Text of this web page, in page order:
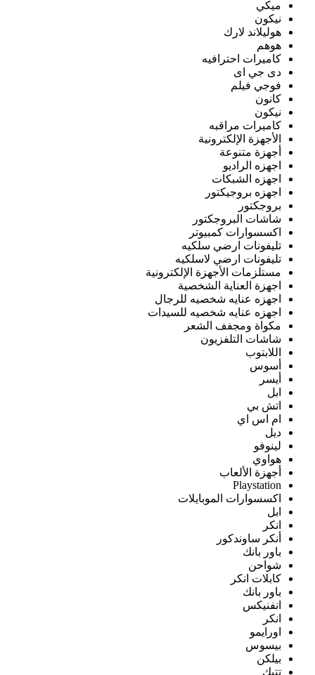
ميكي
نيكون
هوليلاند لارك
هوهم
كاميرات احترافيه
دى جي اى
فوجي فيلم
كانون
نيكون
كاميرات مراقبه
الأجهزة الإلكترونية
أجهزة متنوعة
اجهزه الراديو
اجهزه الشبكات
اجهزه بروجيكتور
بروجكتور
شاشات البروجكتور
اكسسوارات كمبيوتر
تليفونات ارضي سلكيه
تليفونات ارضي لاسلكيه
مستلزمات الأجهزة الإلكترونية
اجهزة العناية الشخصية
اجهزه عنايه شخصيه للرجال
اجهزه عنايه شخصيه للسيدات
مكواة ومجفف الشعر
شاشات التلفزيون
اللابتوب
أسوس
أيسر
ابل
اتش بي
ام اس اي
ديل
لينوفو
هواوي
أجهزة الألعاب
Playstation
اكسسوارات الموبايلات
ابل
انكر
أنكر ساوندكور
باور بانك
شواحن
كابلات انكر
باور بانك
انفنيكس
انكر
اورايمو
بيسوس
بيلكن
تتيك